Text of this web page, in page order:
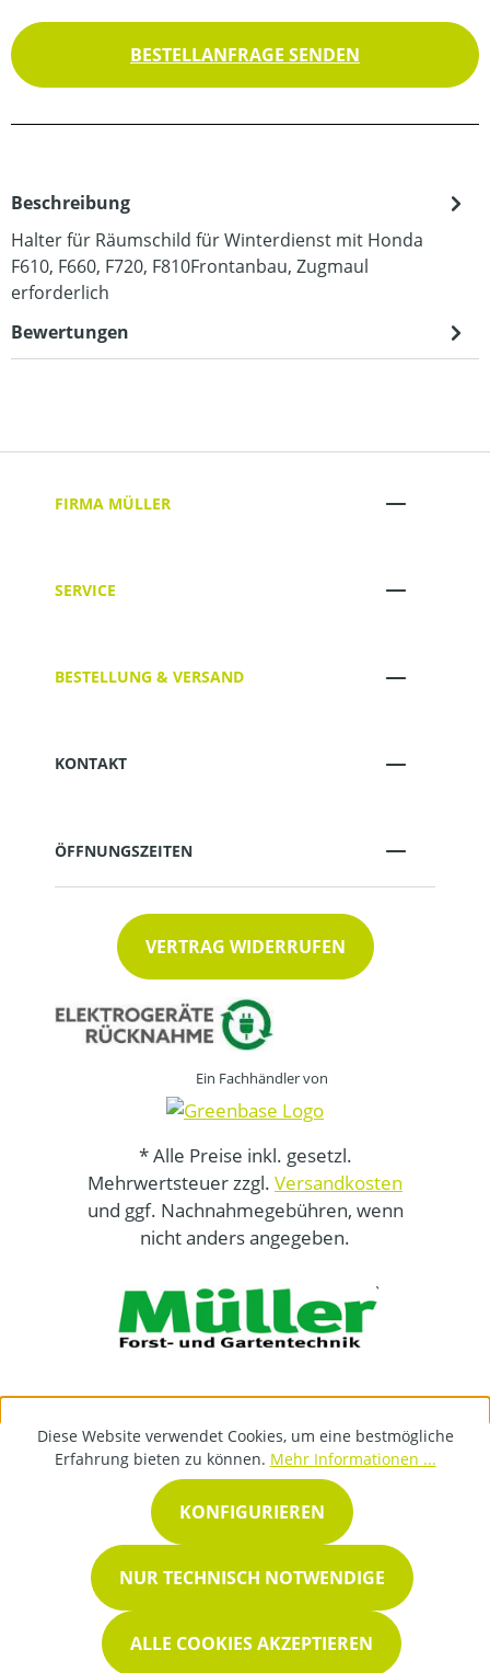
BESTELLANFRAGE SENDEN
Beschreibung
Halter für Räumschild für Winterdienst mit Honda
F610, F660, F720, F810Frontanbau, Zugmaul
erforderlich
Bewertungen
FIRMA MÜLLER
SERVICE
BESTELLUNG & VERSAND
KONTAKT
ÖFFNUNGSZEITEN
VERTRAG WIDERRUFEN
Ein Fachhändler von
* Alle Preise inkl. gesetzl.
Mehrwertsteuer zzgl. Versandkosten
und ggf. Nachnahmegebühren, wenn
nicht anders angegeben.
Diese Website verwendet Cookies, um eine bestmögliche
Erfahrung bieten zu können. Mehr Informationen ...
NUR TECHNISCH NOTWENDIGE
KONFIGURIEREN
ALLE COOKIES AKZEPTIEREN